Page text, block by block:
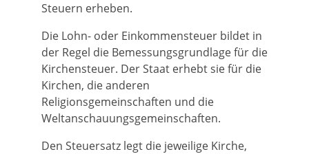
Steuern erheben.
Die Lohn- oder Einkommensteuer bildet in
der Regel die Bemessungsgrundlage für die
Kirchensteuer. Der Staat erhebt sie für die
Kirchen, die anderen
Religionsgemeinschaften und die
Weltanschauungsgemeinschaften.
Den Steuersatz legt die jeweilige Kirche,